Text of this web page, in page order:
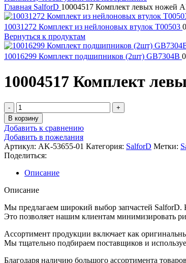
Главная SalforD 10004517 Комплект левых ножей
10031272 Комплект из нейлоновых втулок T00503
Вернуться к продуктам
10016299 Комплект подшипников (2шт) GB7304B
10004517 Комплект
Количество
товара
10004517
Комплект
левых
ножей
ARWAY
AK-
53655-
01
штук)
В корзину
Добавить к сравнению
Добавить в пожелания
Артикул: AK-53655-01 Категория: SalforD Метки:
Поделиться:
Описание
Описание
Мы предлагаем широкий выбор запчастей SalforD.
Это позволяет нашим клиентам минимизировать
Ассортимент продукции включает как
Мы тщательно подбираем поставщиков и
Благодаря наличию большого ассортимента